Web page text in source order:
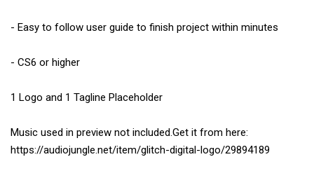
- Easy to follow user guide to finish project within minutes
- CS6 or higher
1 Logo and 1 Tagline Placeholder
Music used in preview not included.Get it from here:
https://audiojungle.net/item/glitch-digital-logo/29894189